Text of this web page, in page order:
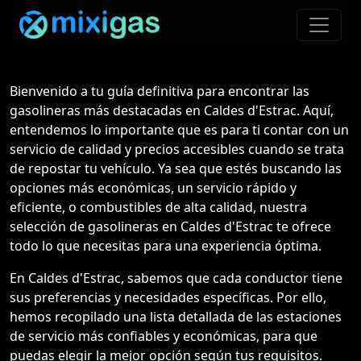
Bienvenido a tu guía definitiva para encontrar las
gasolineras más destacadas en Caldes d'Estrac. Aquí,
entendemos lo importante que es para ti contar con un
servicio de calidad y precios accesibles cuando se trata
de repostar tu vehículo. Ya sea que estés buscando las
opciones más económicas, un servicio rápido y
eficiente, o combustibles de alta calidad, nuestra
selección de gasolineras en Caldes d'Estrac te ofrece
todo lo que necesitas para una experiencia óptima.
En Caldes d'Estrac, sabemos que cada conductor tiene
sus preferencias y necesidades específicas. Por ello,
hemos recopilado una lista detallada de las estaciones
de servicio más confiables y económicas, para que
puedas elegir la mejor opción según tus requisitos.